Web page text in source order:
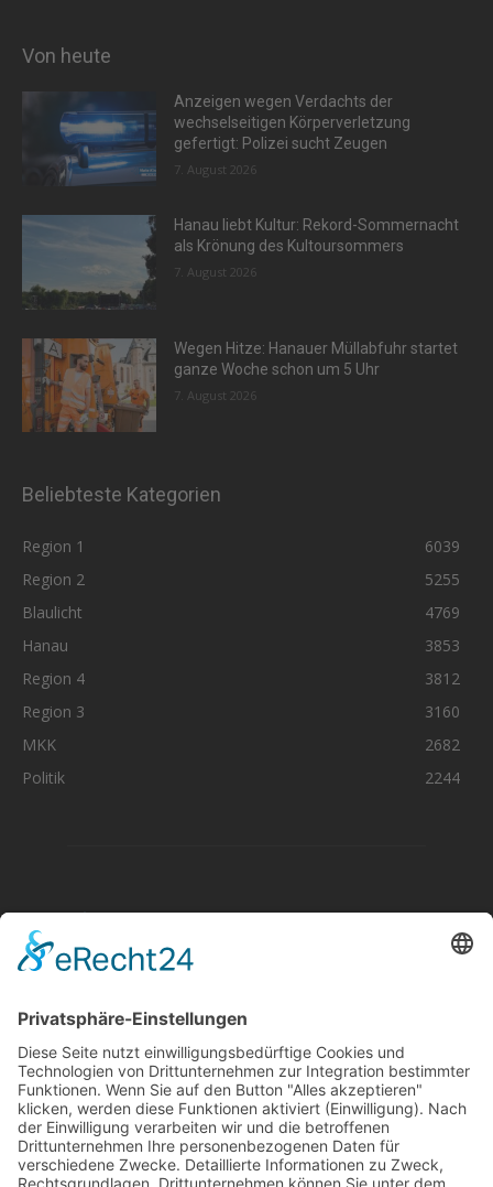
Von heute
Anzeigen wegen Verdachts der
wechselseitigen Körperverletzung
gefertigt: Polizei sucht Zeugen
7. August 2026
Hanau liebt Kultur: Rekord-Sommernacht
als Krönung des Kultoursommers
7. August 2026
Wegen Hitze: Hanauer Müllabfuhr startet
ganze Woche schon um 5 Uhr
7. August 2026
Beliebteste Kategorien
Region 1
6039
Region 2
5255
Blaulicht
4769
Hanau
3853
Region 4
3812
Region 3
3160
MKK
2682
Politik
2244
Aktuelle Nachrichten aus dem MKK-Kreis.
Kontaktiere uns:team@mkk-echo.de